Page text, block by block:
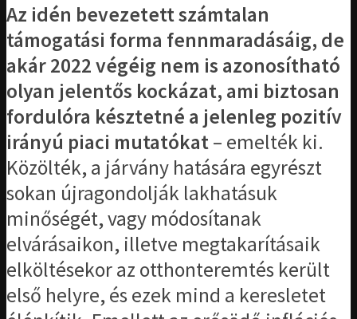
Az idén bevezetett számtalan
támogatási forma fennmaradásáig, de
akár 2022 végéig nem is azonosítható
olyan jelentős kockázat, ami biztosan
fordulóra késztetné a jelenleg pozitív
irányú piaci mutatókat– emelték ki.
Közölték, a járvány hatására egyrészt
sokan újragondolják lakhatásuk
minőségét, vagy módosítanak
elvárásaikon, illetve megtakarításaik
elköltésekor az otthonteremtés került
első helyre, és ezek mind a keresletet